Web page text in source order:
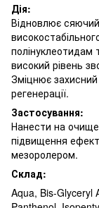
Дія:
Відновлює
полінуклеотидам
високий рівень
Зміцнює
регенерації.
Застосування:
Нанести на
підвищення
мезоролером.
Склад:
Aqua, Bis-Glyceryl